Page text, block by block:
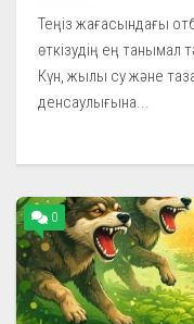
Теңіз жағасындағы
өткізудің ең танымал
Күн, жылы су және
денсаулығына...
0